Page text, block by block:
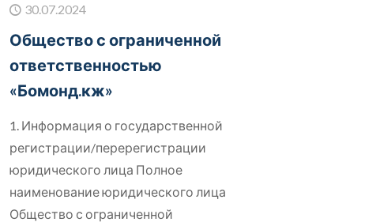
30.07.2024
Общество с ограниченной
ответственностью
«Бомонд.кж»
1. Информация о государственной
регистрации/перерегистрации
юридического лица Полное
наименование юридического лица
Общество с ограниченной